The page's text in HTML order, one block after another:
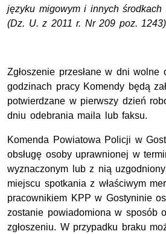
języku migowym i innych środkach
(Dz. U. z 2011 r. Nr 209 poz.
Zgłoszenie przesłane w dni wolne
godzinach pracy Komendy będą
potwierdzane w pierwszy dzień
dniu odebrania maila lub faksu.
Komenda Powiatowa Policji w
obsługę osoby uprawnionej w
wyznaczonym lub z nią
miejscu spotkania z właściwym
pracownikiem KPP w Gostyninie
zostanie powiadomiona w sposób
zgłoszeniu. W przypadku braku